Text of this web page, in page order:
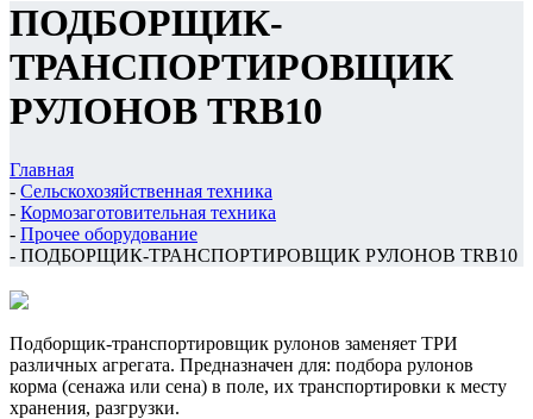
ПОДБОРЩИК-
ТРАНСПОРТИРОВЩИК
РУЛОНОВ TRB10
Главная
- Сельскохозяйственная техника
- Кормозаготовительная техника
- Прочее оборудование
- ПОДБОРЩИК-ТРАНСПОРТИРОВЩИК РУЛОНОВ TRB10
Подборщик-транспортировщик рулонов заменяет ТРИ
различных агрегата. Предназначен для: подбора рулонов
корма (сенажа или сена) в поле, их транспортировки к месту
хранения, разгрузки.